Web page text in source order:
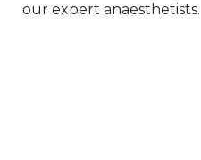
our expert anaesthetists.